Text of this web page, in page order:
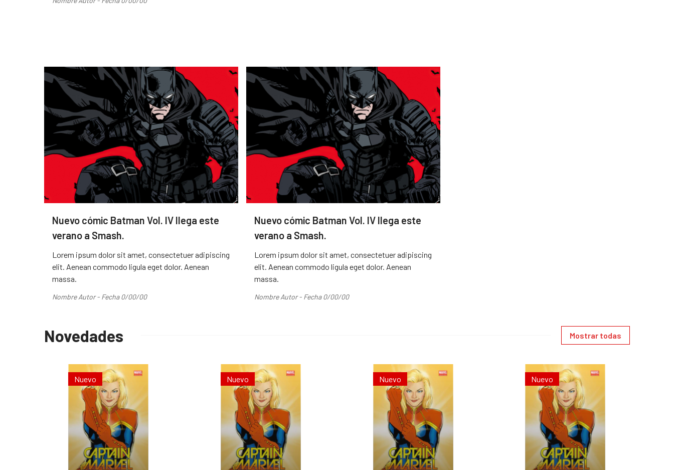
Nuevo cómic Batman Vol. IV llega este
verano a Smash.
Lorem ipsum dolor sit amet, consectetuer adipiscing
elit. Aenean commodo ligula eget dolor. Aenean
massa.
Nombre Autor - Fecha 0/00/00
Nuevo cómic Batman Vol. IV llega este
verano a Smash.
Lorem ipsum dolor sit amet, consectetuer adipiscing
elit. Aenean commodo ligula eget dolor. Aenean
massa.
Nombre Autor - Fecha 0/00/00
Novedades Mostrar todas
Nuevo Nuevo Nuevo Nuevo